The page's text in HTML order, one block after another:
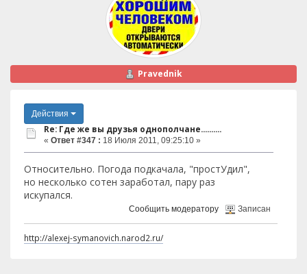
Pravednik
Действия
Re: Где же вы друзья однополчане..........
« Ответ #347 : 18 Июля 2011, 09:25:10 »
Относительно. Погода подкачала, "простУдил",
но несколько сотен заработал, пару раз
искупался.
Сообщить модератору Записан
http://alexej-symanovich.narod2.ru/